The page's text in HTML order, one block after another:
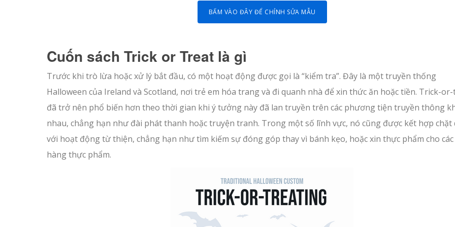
BẤM VÀO ĐÂY ĐỂ CHỈNH SỬA MẪU
Cuốn sách Trick or Treat là gì
Trước khi trò lừa hoặc xử lý bắt đầu, có một hoạt động được gọi là “kiểm tra”. Đây là một truyền thống
Halloween của Ireland và Scotland, nơi trẻ em hóa trang và đi quanh nhà để xin thức ăn hoặc tiền. Trick-
đã trở nên phổ biến hơn theo thời gian khi ý tưởng này đã lan truyền trên các phương tiện truyền thông
nhau, chẳng hạn như đài phát thanh hoặc truyện tranh. Trong một số lĩnh vực, nó cũng được kết hợp chặt
với hoạt động từ thiện, chẳng hạn như tìm kiếm sự đóng góp thay vì bánh kẹo, hoặc xin thực phẩm cho
hàng thực phẩm.